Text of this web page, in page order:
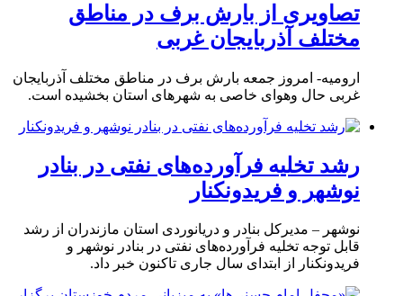
تصاویری از بارش برف در مناطق
مختلف آذربایجان غربی
ارومیه- امروز جمعه بارش برف در مناطق مختلف آذربایجان
غربی حال وهوای خاصی به شهرهای استان بخشیده است.
رشد تخلیه فرآورده‌های نفتی در بنادر
نوشهر و فریدونکنار
نوشهر – مدیرکل بنادر و دریانوردی استان مازندران از رشد
قابل توجه تخلیه فرآورده‌های نفتی در بنادر نوشهر و
فریدونکنار از ابتدای سال جاری تاکنون خبر داد.